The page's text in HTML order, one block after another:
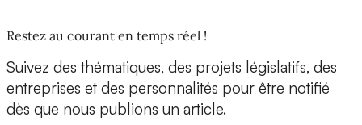
Restez au courant en temps réel !
Suivez des thématiques, des projets législatifs, des
entreprises et des personnalités pour être notifié
dès que nous publions un article.